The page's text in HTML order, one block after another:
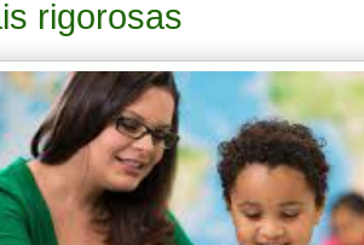
rigorosas